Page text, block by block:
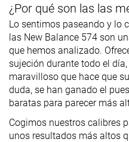
¿Por qué son las las
Lo sentimos paseando y lo
las New Balance 574 son
que hemos analizado.
sujeción durante todo el
maravilloso que hace que
duda, se han ganado el
baratas para parecer más
Cogimos nuestros calibres
unos resultados más altos